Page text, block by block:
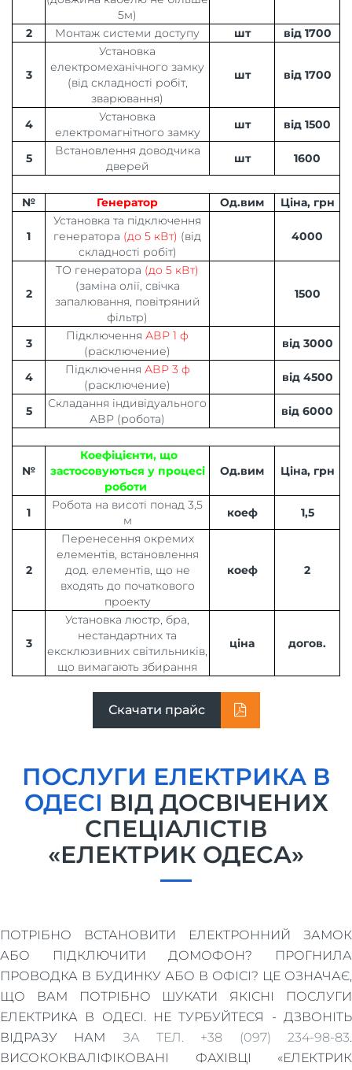
5м)
2
Монтаж системи доступу шт від 1700
3
Установка
електромеханічного замку
(від складності робіт,
зварювання)
шт від 1700
4
Установка
електромагнітного замку
шт від 1500
5
Встановлення доводчика
дверей
шт 1600
№ Генератор Од.вим Ціна, грн
1
Установка та підключення
генератора (до 5 кВт) (від
складності робіт)
4000
2
ТО генератора (до 5 кВт)
(заміна олії, свічка
запалювання, повітряний
фільтр)
1500
3
Підключення АВР 1 ф
(расключение)
від 3000
4
Підключення АВР 3 ф
(расключение)
від 4500
5
Складання індивідуального
АВР (робота)
від 6000
№
Коефіцієнти, що
застосовуються у процесі
роботи
Од.вим Ціна, грн
1
Робота на висоті понад 3,5
м
коеф 1,5
2
Перенесення окремих
елементів, встановлення
дод. елементів, що не
входять до початкового
проекту
коеф 2
3
Установка люстр, бра,
нестандартних та
ексклюзивних світильників,
що вимагають збирання
ціна догов.
Скачати прайс
ПОСЛУГИ ЕЛЕКТРИКА В
ОДЕСІ ВІД ДОСВІЧЕНИХ
СПЕЦІАЛІСТІВ
«ЕЛЕКТРИК ОДЕСА»
ПОТРІБНО ВСТАНОВИТИ ЕЛЕКТРОННИЙ ЗАМОК
АБО ПІДКЛЮЧИТИ ДОМОФОН? ПРОГНИЛА
ПРОВОДКА В БУДИНКУ АБО В ОФІСІ? ЦЕ ОЗНАЧАЄ,
ЩО ВАМ ПОТРІБНО ШУКАТИ ЯКІСНІ ПОСЛУГИ
ЕЛЕКТРИКА В ОДЕСІ. НЕ ТУРБУЙТЕСЯ - ДЗВОНІТЬ
ВІДРАЗУ НАМ ЗА ТЕЛ. +38 (097) 234-98-83.
ВИСОКОКВАЛІФІКОВАНІ ФАХІВЦІ «ЕЛЕКТРИК